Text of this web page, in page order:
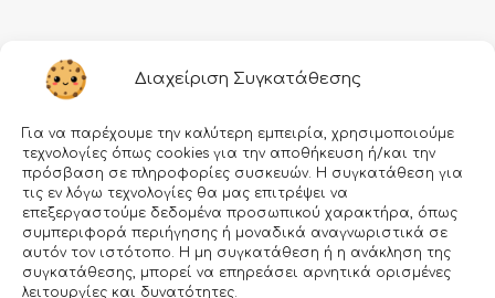
Διαχείριση Συγκατάθεσης
Για να παρέχουμε την καλύτερη εμπειρία, χρησιμοποιούμε
τεχνολογίες όπως cookies για την αποθήκευση ή/και την
πρόσβαση σε πληροφορίες συσκευών. Η συγκατάθεση για
τις εν λόγω τεχνολογίες θα μας επιτρέψει να
επεξεργαστούμε δεδομένα προσωπικού χαρακτήρα, όπως
συμπεριφορά περιήγησης ή μοναδικά αναγνωριστικά σε
αυτόν τον ιστότοπο. Η μη συγκατάθεση ή η ανάκληση της
συγκατάθεσης, μπορεί να επηρεάσει αρνητικά ορισμένες
λειτουργίες και δυνατότητες.
Πληροφορίες
Τρόποι πληρωμής
Όροι χρήσης
Προσωπικά δεδομένα
Ασφάλεια συναλλαγών